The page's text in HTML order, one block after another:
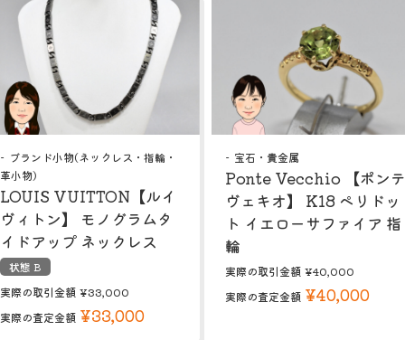
ブランド小物(ネックレス・指輪・
革小物)
LOUIS VUITTON【ルイ
ヴィトン】 モノグラムタ
イドアップ ネックレス
状態 B
実際の取引金額 ¥33,000
実際の査定金額 ¥33,000
宝石・貴金属
Ponte Vecchio 【ポンテ
ヴェキオ】 K18 ペリドッ
ト イエローサファイア 指
輪
実際の取引金額 ¥40,000
実際の査定金額 ¥40,000